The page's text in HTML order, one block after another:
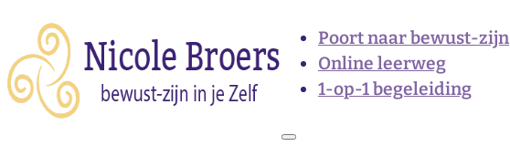
Poort naar bewust-zijn
Online leerweg
1-op-1 begeleiding